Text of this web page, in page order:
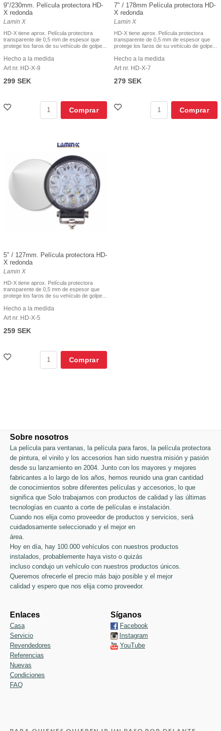
9"/230mm. Película protectora HD-
X redonda
Lamin X
HD-X tiene aprox. Película protectora
transparente de 0,5 mm de espesor que
protege los faros de su vehículo de golpe...
Hecho a la medida
Art nr. HD-X-9
299 SEK
Comprar
7" / 178mm Película protectora HD-
X redonda
Lamin X
HD-X tiene aprox. Película protectora
transparente de 0,5 mm de espesor que
protege los faros de su vehículo de golpe...
Hecho a la medida
Art nr. HD-X-7
279 SEK
Comprar
5" / 127mm. Película protectora HD-
X redonda
Lamin X
HD-X tiene aprox. Película protectora
transparente de 0,5 mm de espesor que
protege los faros de su vehículo de golpe...
Hecho a la medida
Art nr. HD-X-5
259 SEK
Comprar
Sobre nosotros
La película para ventanas, la película para faros, la película protectora
de pintura, el vinilo y los accesorios han sido nuestra misión y pasión
desde su lanzamiento en 2004. Junto con los mayores y mejores
fabricantes a lo largo de los años, hemos reunido una gran cantidad
de conocimientos sobre diferentes películas y accesorios, lo que
significa que Solo trabajamos con productos de calidad y las últimas
tecnologías en cuanto a corte de películas e instalación.
Cuando nos elija como proveedor de productos y servicios, será
cuidadosamente seleccionado y el mejor en
área.
Hoy en día, hay 100.000 vehículos con nuestros productos
instalados, probablemente haya visto o quizás
incluso condujo un vehículo con nuestros productos únicos.
Queremos ofrecerle el precio más bajo posible y el mejor
calidad y espero que nos elija como proveedor.
Enlaces
Casa
Servicio
Revendedores
Referencias
Nuevas
Condiciones
FAQ
Síganos
Facebook
Instagram
YouTube